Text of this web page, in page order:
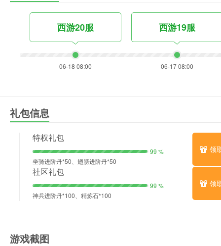
西游20服
06-18 08:00
西游19服
06-17 08:00
礼包信息
特权礼包
99 %
坐骑进阶丹*50、翅膀进阶丹*50
领
社区礼包
99 %
神兵进阶丹*100、精炼石*100
领
游戏截图